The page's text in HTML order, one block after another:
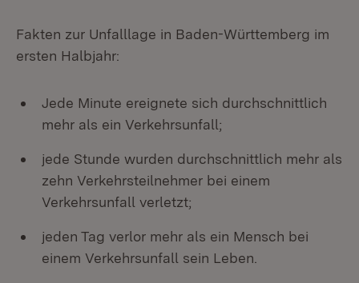
Fakten zur Unfalllage in Baden-Württemberg im
ersten Halbjahr:
Jede Minute ereignete sich durchschnittlich
mehr als ein Verkehrsunfall;
jede Stunde wurden durchschnittlich mehr als
zehn Verkehrsteilnehmer bei einem
Verkehrsunfall verletzt;
jeden Tag verlor mehr als ein Mensch bei
einem Verkehrsunfall sein Leben.